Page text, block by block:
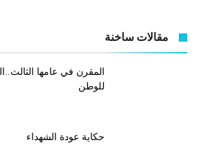
مقالات ساخنة
المقرن في عامها
للوطن
حكاية عودة الشهداء